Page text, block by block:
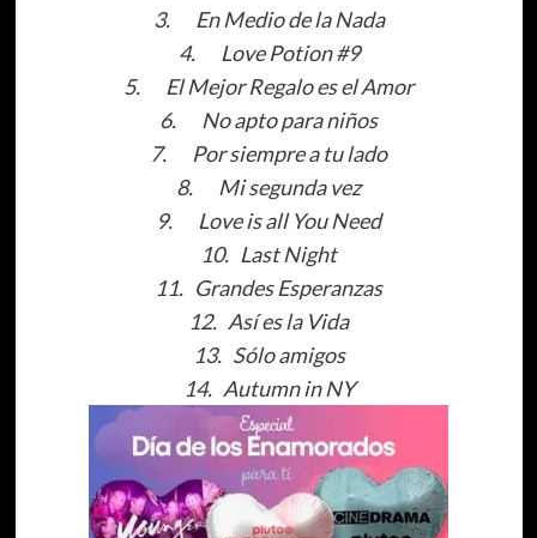
3.
En Medio de la Nada
4.
Love Potion #9
5.
El Mejor Regalo es el Amor
6.
No apto para niños
7.
Por siempre a tu lado
8.
Mi segunda vez
9.
Love is all You Need
10. Last Night
11. Grandes Esperanzas
12. Así es la Vida
13. Sólo amigos
14. Autumn in NY